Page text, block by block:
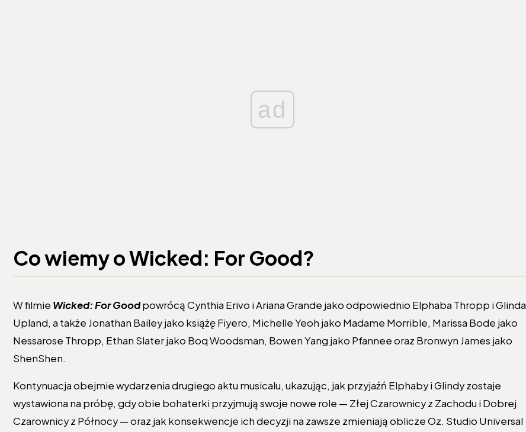
ad
Co wiemy o Wicked: For Good?
W filmie Wicked: For Goodpowrócą Cynthia Erivo i Ariana Grande jako odpowiednio Elphaba Thropp i Glinda
Upland, a także Jonathan Bailey jako książę Fiyero, Michelle Yeoh jako Madame Morrible, Marissa Bode jako
Nessarose Thropp, Ethan Slater jako Boq Woodsman, Bowen Yang jako Pfannee oraz Bronwyn James jako
ShenShen.
Kontynuacja obejmie wydarzenia drugiego aktu musicalu, ukazując, jak przyjaźń Elphaby i Glindy zostaje
wystawiona na próbę, gdy obie bohaterki przyjmują swoje nowe role — Złej Czarownicy z Zachodu i Dobrej
Czarownicy z Północy — oraz jak konsekwencje ich decyzji na zawsze zmieniają oblicze Oz. Studio Universal